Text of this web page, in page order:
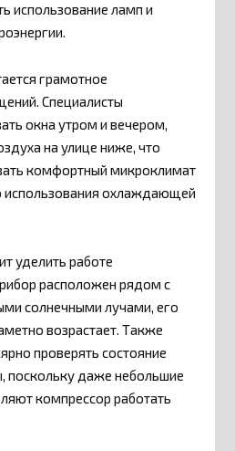
использование ламп и
грамотное
Специалисты
окна утром и вечером,
на улице ниже, что
комфортный микроклимат
использования охлаждающей
уделить работе
расположен рядом с
солнечными лучами, его
возрастает. Также
проверять состояние
поскольку даже небольшие
компрессор работать